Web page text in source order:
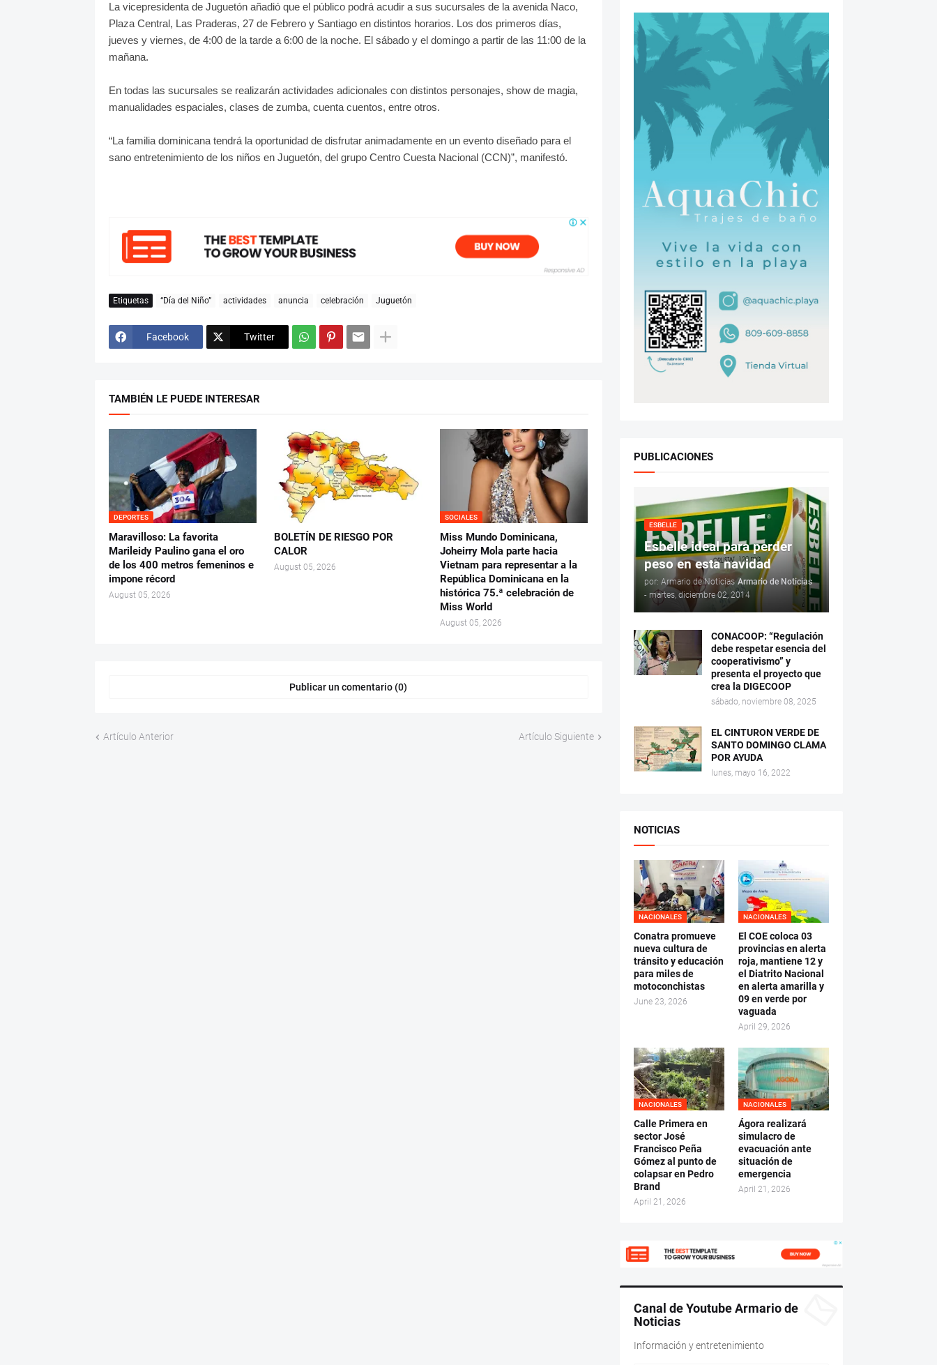
La vicepresidenta de Juguetón añadió que el público podrá acudir a sus sucursales de la avenida Naco,
Plaza Central, Las Praderas, 27 de Febrero y Santiago en distintos horarios. Los dos primeros días,
jueves y viernes, de 4:00 de la tarde a 6:00 de la noche. El sábado y el domingo a partir de las 11:00 de la
mañana.
En todas las sucursales se realizarán actividades adicionales con distintos personajes, show de magia,
manualidades espaciales, clases de zumba, cuenta cuentos, entre otros.
“La familia dominicana tendrá la oportunidad de disfrutar animadamente en un evento diseñado para el
sano entretenimiento de los niños en Juguetón, del grupo Centro Cuesta Nacional (CCN)”, manifestó.
Etiquetas “Día del Niño” actividades anuncia celebración Juguetón
Facebook Twitter
TAMBIÉN LE PUEDE INTERESAR
DEPORTES
Maravilloso: La favorita
Marileidy Paulino gana el oro
de los 400 metros femeninos e
impone récord
August 05, 2026
BOLETÍN DE RIESGO POR
CALOR
August 05, 2026
SOCIALES
Miss Mundo Dominicana,
Joheirry Mola parte hacia
Vietnam para representar a la
República Dominicana en la
histórica 75.ª celebración de
Miss World
August 05, 2026
Publicar un comentario (0)
Artículo Anterior Artículo Siguiente
PUBLICACIONES
ESBELLE
Esbelle ideal para perder
peso en esta navidad
por: Armario de Noticias Armario de Noticias
- martes, diciembre 02, 2014
CONACOOP: “Regulación
debe respetar esencia del
cooperativismo” y
presenta el proyecto que
crea la DIGECOOP
sábado, noviembre 08, 2025
EL CINTURON VERDE DE
SANTO DOMINGO CLAMA
POR AYUDA
lunes, mayo 16, 2022
NOTICIAS
NACIONALES
Conatra promueve
nueva cultura de
tránsito y educación
para miles de
motoconchistas
June 23, 2026
NACIONALES
El COE coloca 03
provincias en alerta
roja, mantiene 12 y
el Diatrito Nacional
en alerta amarilla y
09 en verde por
vaguada
April 29, 2026
NACIONALES
Calle Primera en
sector José
Francisco Peña
Gómez al punto de
colapsar en Pedro
Brand
April 21, 2026
NACIONALES
Ágora realizará
simulacro de
evacuación ante
situación de
emergencia
April 21, 2026
Canal de Youtube Armario de
Noticias
Información y entretenimiento